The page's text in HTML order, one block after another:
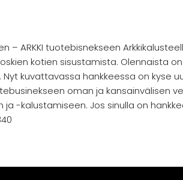
– ARKKI tuotebisnekseen
kotien sisustamista. Olennaista
kuvattavassa hankkeessa on kyse
oman ja kansainvälisen
-kalustamiseen. Jos sinulla on